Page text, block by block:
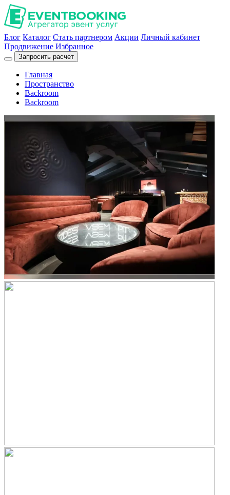
Блог Каталог Стать партнером Акции Личный кабинет
Продвижение Избранное
Запросить расчет
Главная
Пространство
Backroom
Backroom